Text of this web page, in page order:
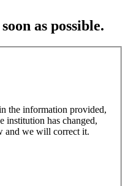
as possible.
the information provided,
institution has changed,
and we will correct it.